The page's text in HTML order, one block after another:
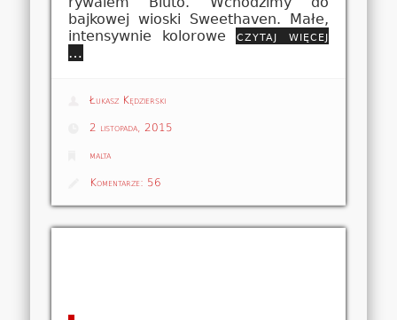
bajkowej wioski Sweethaven. Małe,
intensywnie kolorowe czytaj więcej
…
Łukasz Kędzierski
2 listopada, 2015
malta
Komentarze: 56